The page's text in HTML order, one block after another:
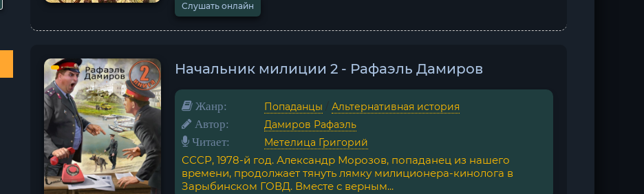
Слушать онлайн
Начальник милиции 2 - Рафаэль Дамиров
Жанр: Попаданцы Альтернативная история
Автор: Дамиров Рафаэль
Читает: Метелица Григорий
СССР, 1978-й год. Александр Морозов, попаданец из нашего
времени, продолжает тянуть лямку милиционера-кинолога в
Зарыбинском ГОВД. Вместе с верным...